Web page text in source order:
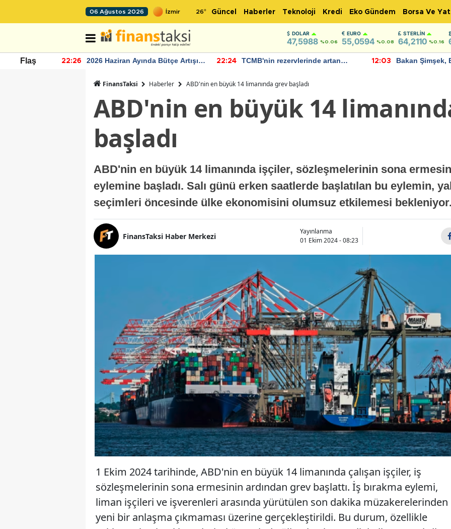
06 Ağustos 2026 26° Güncel Haberler Teknoloji Kredi Eko Gündem Borsa Ve
DOLAR
47,5988 %0.06
EURO
55,0594 %0.08
STERLIN
64,2110 %0.16
Flaş 22:26
2026 Haziran Ayında Bütçe Artışı
22:24
TCMB'nin rezervlerinde artan
12:03
Bakan Şimşek,
FinansTaksi Haberler ABD'nin en büyük 14 limanında grev başladı
ABD'nin en büyük 14
başladı
ABD'nin en büyük 14 limanında işçiler, sözleşmelerinin sona
eylemine başladı. Salı günü erken saatlerde başlatılan bu eylemin,
seçimleri öncesinde ülke ekonomisini olumsuz etkilemesi
FinansTaksi Haber Merkezi
Yayınlanma
01 Ekim 2024 - 08:23
1 Ekim 2024 tarihinde, ABD'nin en büyük 14 limanında çalışan işçiler, iş
sözleşmelerinin sona ermesinin ardından grev başlattı. İş bırakma eylemi,
liman işçileri ve işverenleri arasında yürütülen son dakika müzakerelerinden
yeni bir anlaşma çıkmaması üzerine gerçekleştirildi. Bu durum, özellikle